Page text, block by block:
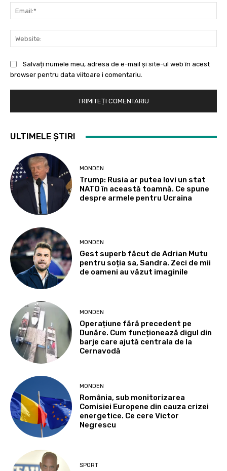
Salvați numele meu, adresa de e-mail și site-ul web în acest
browser pentru data viitoare i comentariu.
ULTIMELE ȘTIRI
MONDEN
Trump: Rusia ar putea lovi un stat
NATO în această toamnă. Ce spune
despre armele pentru Ucraina
MONDEN
Gest superb făcut de Adrian Mutu
pentru soția sa, Sandra. Zeci de mii
de oameni au văzut imaginile
MONDEN
Operațiune fără precedent pe
Dunăre. Cum funcționează digul din
barje care ajută centrala de la
Cernavodă
MONDEN
România, sub monitorizarea
Comisiei Europene din cauza crizei
energetice. Ce cere Victor
Negrescu
SPORT